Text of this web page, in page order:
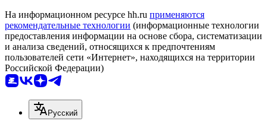
На информационном ресурсе hh.ru применяются
рекомендательные технологии (информационные технологии
предоставления информации на основе сбора, систематизации
и анализа сведений, относящихся к предпочтениям
пользователей сети «Интернет», находящихся на территории
Российской Федерации)
Русский